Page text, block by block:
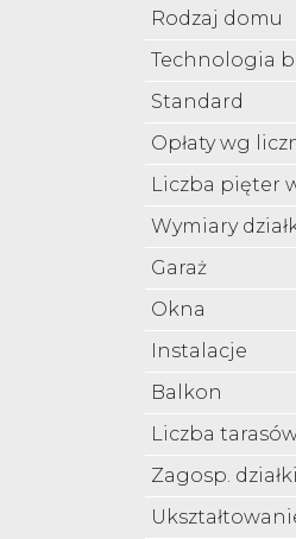
Rodzaj domu
Technologia
Standard
Opłaty wg
Liczba pięter
Wymiary
Garaż
Okna
Instalacje
Balkon
Liczba
Zagosp. działki